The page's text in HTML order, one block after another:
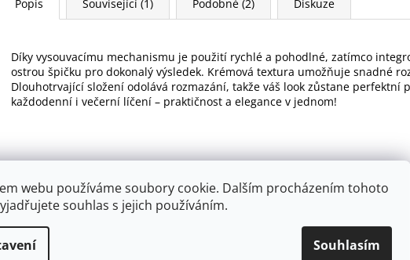
webu používáme soubory cookie. Dalším procházením tohoto
souhlas s jejich používáním.
Souhlasím
Popis Související (1) Podobné (2) Diskuze
Díky vysouvacímu mechanismu je použití rychlé a pohodlné, zatímco
ostrou špičku pro dokonalý výsledek. Krémová textura umožňuje snadné
Dlouhotrvající složení odolává rozmazání, takže váš look zůstane perfektní
každodenní i večerní líčení – praktičnost a elegance v jednom!